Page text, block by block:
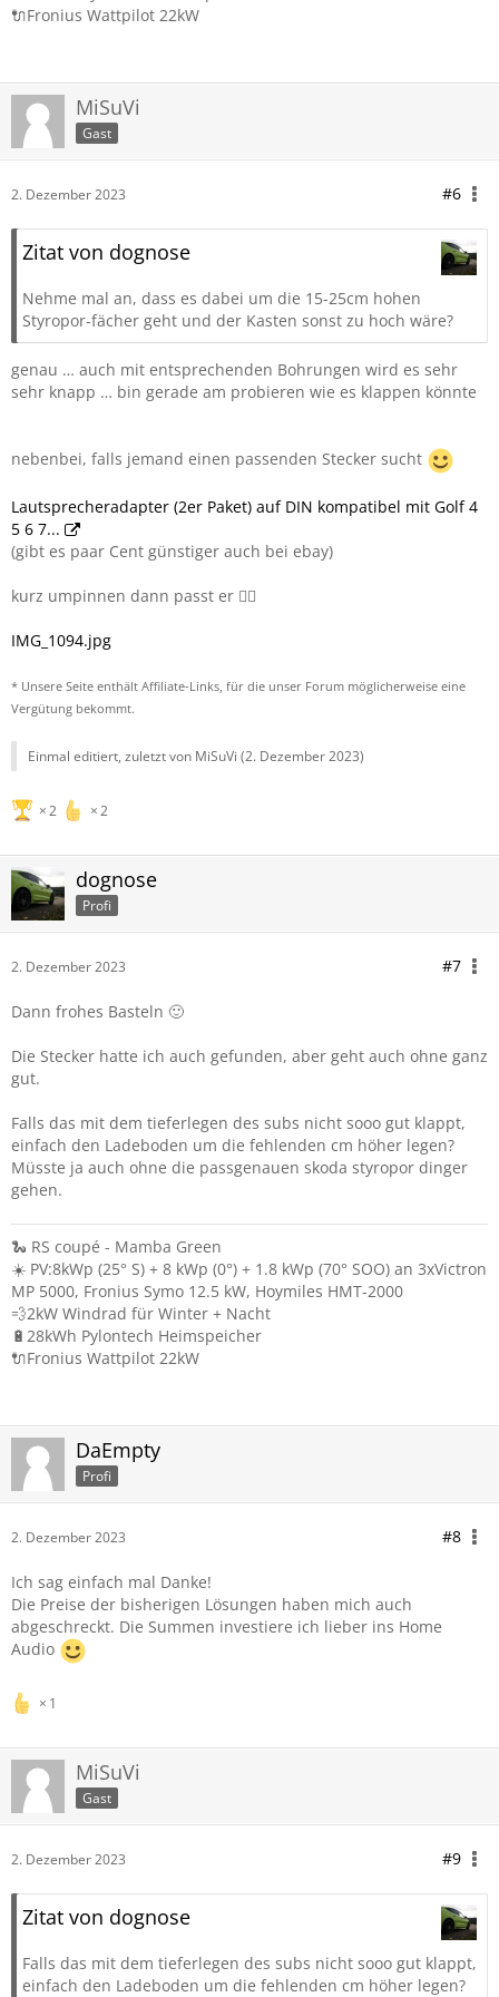
🔌Fronius Wattpilot 22kW
MiSuVi
Gast
2. Dezember 2023 #6
Zitat von dognose
Nehme mal an, dass es dabei um die 15-25cm hohen
Styropor-fächer geht und der Kasten sonst zu hoch wäre?
genau … auch mit entsprechenden Bohrungen wird es sehr
sehr knapp … bin gerade am probieren wie es klappen könnte
nebenbei, falls jemand einen passenden Stecker sucht
Lautsprecheradapter (2er Paket) auf DIN kompatibel mit Golf 4
5 6 7...
(gibt es paar Cent günstiger auch bei ebay)
kurz umpinnen dann passt er 👍🏻
IMG_1094.jpg
* Unsere Seite enthält Affiliate-Links, für die unser Forum möglicherweise eine
Vergütung bekommt.
Einmal editiert, zuletzt von MiSuVi (2. Dezember 2023)
2 2
dognose
Profi
2. Dezember 2023 #7
Dann frohes Basteln 🙂
Die Stecker hatte ich auch gefunden, aber geht auch ohne ganz
gut.
Falls das mit dem tieferlegen des subs nicht sooo gut klappt,
einfach den Ladeboden um die fehlenden cm höher legen?
Müsste ja auch ohne die passgenauen skoda styropor dinger
gehen.
🐍 RS coupé - Mamba Green
☀️ PV:8kWp (25° S) + 8 kWp (0°) + 1.8 kWp (70° SOO) an 3xVictron
MP 5000, Fronius Symo 12.5 kW, Hoymiles HMT-2000
💨2kW Windrad für Winter + Nacht
🔋28kWh Pylontech Heimspeicher
🔌Fronius Wattpilot 22kW
DaEmpty
Profi
2. Dezember 2023 #8
Ich sag einfach mal Danke!
Die Preise der bisherigen Lösungen haben mich auch
abgeschreckt. Die Summen investiere ich lieber ins Home
Audio
1
MiSuVi
Gast
2. Dezember 2023 #9
Zitat von dognose
Falls das mit dem tieferlegen des subs nicht sooo gut klappt,
einfach den Ladeboden um die fehlenden cm höher legen?